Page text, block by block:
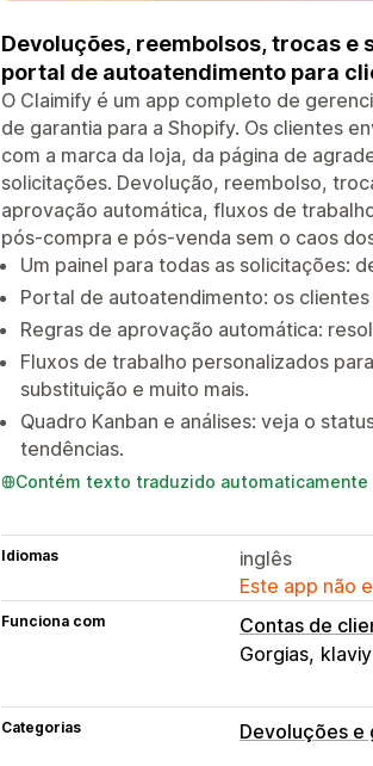
Devoluções, reembolsos, trocas
portal de autoatendimento para
O Claimify é um app completo de
de garantia para a Shopify. Os clientes
com a marca da loja, da página de
solicitações. Devolução, reembolso,
aprovação automática, fluxos de
pós-compra e pós-venda sem o caos
Um painel para todas as solicitações:
Portal de autoatendimento: os
Regras de aprovação automática:
Fluxos de trabalho personalizados
substituição e muito mais.
Quadro Kanban e análises: veja o
tendências.
Contém texto traduzido automaticamente
Idiomas
inglês
Este app não
Funciona com Contas de
Gorgias
Categorias Devoluções e